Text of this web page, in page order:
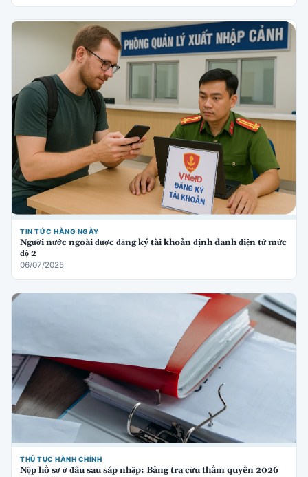
TIN TỨC HÀNG NGÀY
Người nước ngoài được đăng ký tài khoản định danh điện tử mức
độ 2
06/07/2025
THỦ TỤC HÀNH CHÍNH
Nộp hồ sơ ở đâu sau sáp nhập: Bảng tra cứu thẩm quyền 2026